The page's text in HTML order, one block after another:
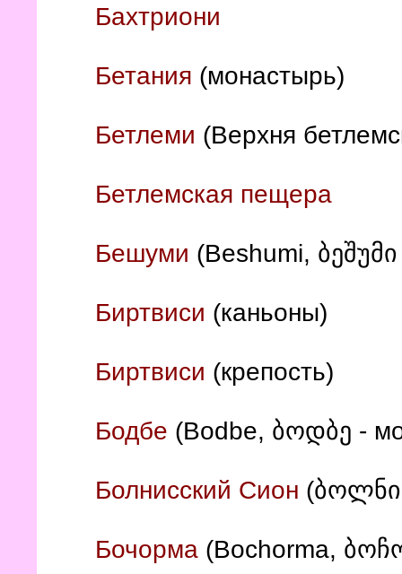
Бахтриони
Бетания (монастырь)
Бетлеми (Верхня
Бетлемская пещера
Бешуми (Beshumi,
Биртвиси (каньоны)
Биртвиси (крепость)
Бодбе (Bodbe, ბოდბე -
Болнисский Сион
Бочорма (Bochorma,